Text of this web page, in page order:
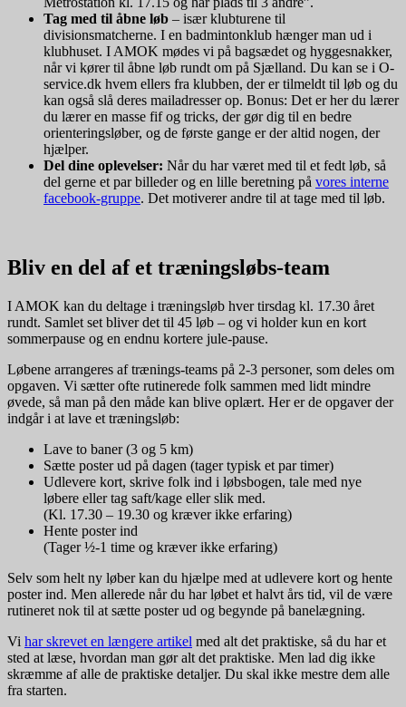
Tag med til åbne løb – især klubturene til
divisionsmatcherne. I en badmintonklub hænger man ud i
klubhuset. I AMOK mødes vi på bagsædet og hyggesnakker,
når vi kører til åbne løb rundt om på Sjælland. Du kan se i O-
service.dk hvem ellers fra klubben, der er tilmeldt til løb og du
kan også slå deres mailadresser op. Bonus: Det er her du lærer
du lærer en masse fif og tricks, der gør dig til en bedre
orienteringsløber, og de første gange er der altid nogen, der
hjælper.
Del dine oplevelser: Når du har været med til et fedt løb, så
del gerne et par billeder og en lille beretning på vores interne
facebook-gruppe. Det motiverer andre til at tage med til løb.
Bliv en del af et træningsløbs-team
I AMOK kan du deltage i træningsløb hver tirsdag kl. 17.30 året
rundt. Samlet set bliver det til 45 løb – og vi holder kun en kort
sommerpause og en endnu kortere jule-pause.
Løbene arrangeres af trænings-teams på 2-3 personer, som deles om
opgaven. Vi sætter ofte rutinerede folk sammen med lidt mindre
øvede, så man på den måde kan blive oplært. Her er de opgaver der
indgår i at lave et træningsløb:
Lave to baner (3 og 5 km)
Sætte poster ud på dagen (tager typisk et par timer)
Udlevere kort, skrive folk ind i løbsbogen, tale med nye
løbere eller tag saft/kage eller slik med.
(Kl. 17.30 – 19.30 og kræver ikke erfaring)
Hente poster ind
(Tager ½-1 time og kræver ikke erfaring)
Selv som helt ny løber kan du hjælpe med at udlevere kort og hente
poster ind. Men allerede når du har løbet et halvt års tid, vil de være
rutineret nok til at sætte poster ud og begynde på banelægning.
Vi har skrevet en længere artikel med alt det praktiske, så du har et
sted at læse, hvordan man gør alt det praktiske. Men lad dig ikke
skræmme af alle de praktiske detaljer. Du skal ikke mestre dem alle
fra starten.